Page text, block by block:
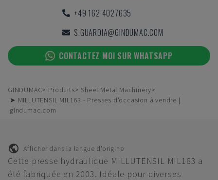
+49 162 4027635
S.GUARDIA@GINDUMAC.COM
CONTACTEZ MOI SUR WHATSAPP
GINDUMAC Produits
Sheet Metal Machinery
➤ MILLUTENSIL MIL163 - Presses d'occasion à vendre |
gindumac.com
Afficher dans la langue d'origine
Cette presse hydraulique MILLUTENSIL MIL163 a
été fabriquée en 2003. Idéale pour diverses